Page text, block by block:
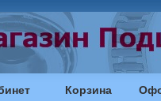
Корзина